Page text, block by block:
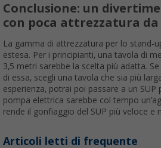
Conclusione: un
con poca attrezzatura
La gamma di attrezzatura per lo stand-
estesa. Per i principianti, una tavola di
3,5 metri sarebbe la scelta più adatta.
di essa, scegli una tavola che sia più
esperienza, potrai poi passare a un SUP
pompa elettrica sarebbe col tempo
rende il gonfiaggio del SUP più veloce e
Articoli letti di frequente